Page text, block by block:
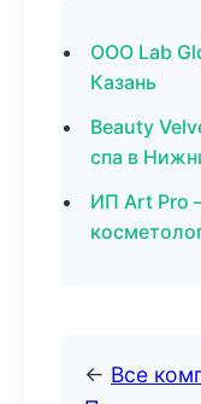
ООО Lab
Казань
Beauty
спа в
ИП Art Pro
← Все